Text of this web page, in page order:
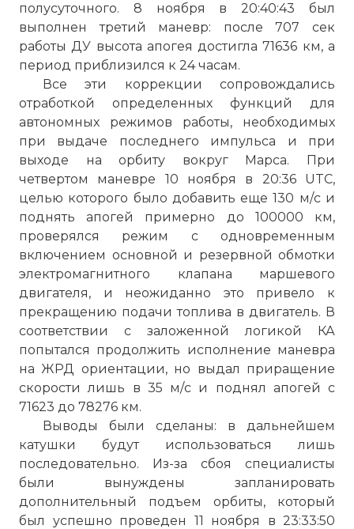
полусуточного. 8 ноября в 20:40:43 был
выполнен третий маневр: после 707 сек
работы ДУ высота апогея достигла 71636 км, а
период приблизился к 24 часам.
Все эти коррекции сопровождались
отработкой определенных функций для
автономных режимов работы, необходимых
при выдаче последнего импульса и при
выходе на орбиту вокруг Марса. При
четвертом маневре 10 ноября в 20:36 UTC,
целью которого было добавить еще 130 м/с и
поднять апогей примерно до 100000 км,
проверялся режим с одновременным
включением основной и резервной обмотки
электромагнитного клапана маршевого
двигателя, и неожиданно это привело к
прекращению подачи топлива в двигатель. В
соответствии с заложенной логикой КА
попытался продолжить исполнение маневра
на ЖРД ориентации, но выдал приращение
скорости лишь в 35 м/с и поднял апогей с
71623 до 78276 км.
Выводы были сделаны: в дальнейшем
катушки будут использоваться лишь
последовательно. Из-за сбоя специалисты
были вынуждены запланировать
дополнительный подъем орбиты, который
был успешно проведен 11 ноября в 23:33:50